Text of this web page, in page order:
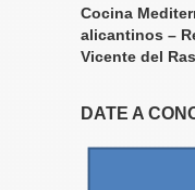
Cocina
alicantinos –
Vicente del
DATE A